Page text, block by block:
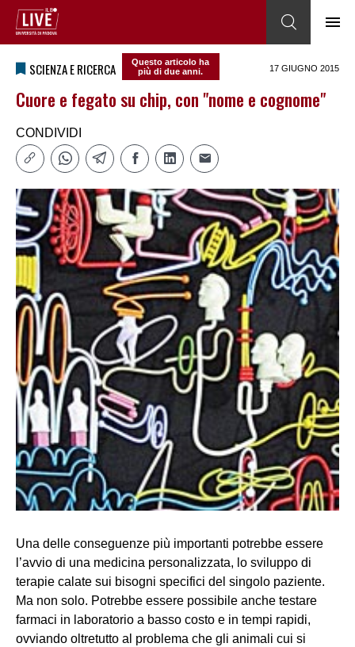
SCIENZA E RICERCA
Questo articolo ha
più di due anni.
17 GIUGNO 2015
Cuore e fegato su chip, con "nome e cognome"
CONDIVIDI
Una delle conseguenze più importanti potrebbe essere
l’avvio di una medicina personalizzata, lo sviluppo di
terapie calate sui bisogni specifici del singolo paziente.
Ma non solo. Potrebbe essere possibile anche testare
farmaci in laboratorio a basso costo e in tempi rapidi,
ovviando oltretutto al problema che gli animali cui si